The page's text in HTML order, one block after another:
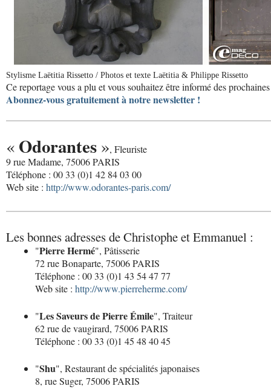
Stylisme Laëtitia Rissetto / Photos et texte Laëtitia & Philippe Rissetto
Ce reportage vous a plu et vous souhaitez être informé des
Abonnez-vous gratuitement à notre newsletter !
« Odorantes », Fleuriste
9 rue Madame, 75006 PARIS
Téléphone : 00 33 (0)1 42 84 03 00
Web site : http://www.odorantes-paris.com/
Les bonnes adresses de Christophe et Emmanuel :
"Pierre Hermé", Pâtisserie
72 rue Bonaparte, 75006 PARIS
Téléphone : 00 33 (0)1 43 54 47 77
Web site : http://www.pierreherme.com/
"Les Saveurs de Pierre Émile", Traiteur
62 rue de vaugirard, 75006 PARIS
Téléphone : 00 33 (0)1 45 48 40 45
"Shu", Restaurant de spécialités japonaises
8, rue Suger, 75006 PARIS